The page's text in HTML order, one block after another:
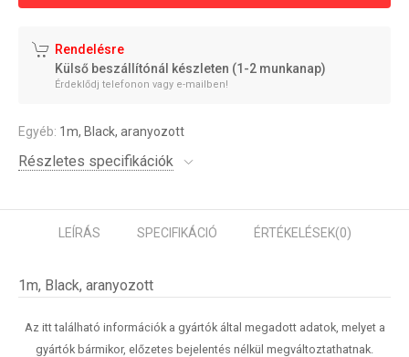
Rendelésre
Külső beszállítónál készleten (1-2 munkanap)
Érdeklődj telefonon vagy e-mailben!
Egyéb: 1m, Black, aranyozott
Részletes specifikációk
LEÍRÁS SPECIFIKÁCIÓ ÉRTÉKELÉSEK(0)
1m, Black, aranyozott
Az itt található információk a gyártók által megadott adatok, melyet a
gyártók bármikor, előzetes bejelentés nélkül megváltoztathatnak.